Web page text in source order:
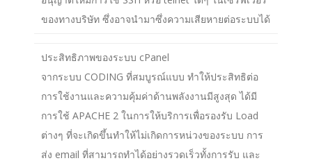
ของทางบริษัท ซึ่งอาจนำมาซึ่งความเสียหายต่อระบบได้
ประสิทธิภาพของระบบ cPanel
จากระบบ CODING ที่สมบูรณ์แบบ ทำให้ประสิทธิต่อ
การใช้งานและความคุ้มค่าด้านพลังงานมีสูงสุด ได้มี
การใช้ APACHE 2 ในการให้บริการเพื่อรองรับ Load
ต่างๆ ที่จะเกิดขึ้นทำให้ไม่เกิดการหน่วงของระบบ การ
ส่ง email ที่สามารถทำได้อย่างรวดเร็วทั้งการรับ และ